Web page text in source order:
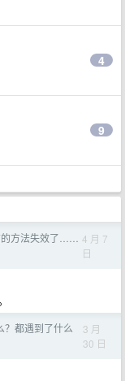
4
9
方法失效了……
4 月 7
日
？都遇到了什么
3 月
30 日